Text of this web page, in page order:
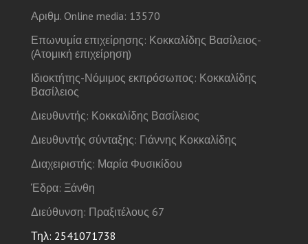
Αριθμ. Online media: 13570
Επωνυμία επιχείρησης: Κοκκαλίδης Βασίλειος-
(Ατομική επιχείρηση)
Ιδιοκτήτης-Νόμιμος εκπρόσωπος: Κοκκαλίδης
Βασίλειος
Διευθυντής: Κοκκαλίδης Βασίλειος
Διευθυντής σύνταξης: Γιάννης Κοκκαλίδης
Διαχειριστής: Μαρία Φυσικίδου
Έδρα: Ξάνθη
Διεύθυνση: Πραξιτέλους 67
Τηλ: 2541071738